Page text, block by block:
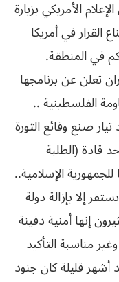
تعلن عن برنامجها
الفلسطينية ..
صنع وقائع الثورة
قادة (الطلبة
الإسلامية..
إلا بإزالة دولة
إنها أمنية دفينة
مناسبة التأكيد
أشهر قليلة كان جنود